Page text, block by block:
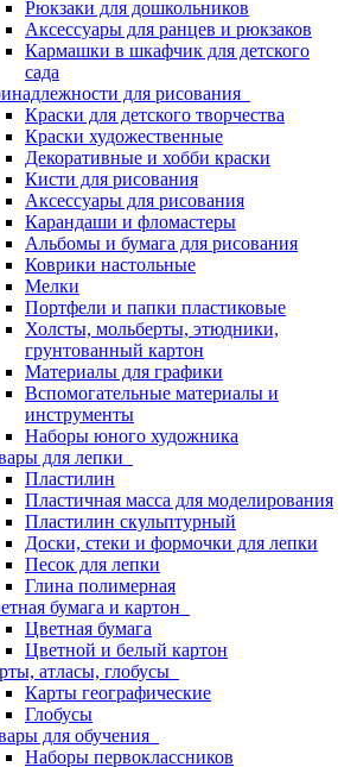
Рюкзаки для дошкольников
Аксессуары для ранцев и рюкзаков
Кармашки в шкафчик для детского
сада
для рисования
Краски для детского творчества
Краски художественные
Декоративные и хобби краски
Кисти для рисования
Аксессуары для рисования
Карандаши и фломастеры
Альбомы и бумага для рисования
Коврики настольные
Мелки
Портфели и папки пластиковые
Холсты, мольберты, этюдники,
грунтованный картон
Материалы для графики
Вспомогательные материалы и
инструменты
Наборы юного художника
для лепки
Пластилин
Пластичная масса для моделирования
Пластилин скульптурный
Доски, стеки и формочки для лепки
Песок для лепки
Глина полимерная
бумага и картон
Цветная бумага
Цветной и белый картон
атласы, глобусы
Карты географические
Глобусы
для обучения
Наборы первоклассников